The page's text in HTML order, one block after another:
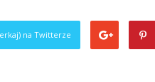
na Twitterze